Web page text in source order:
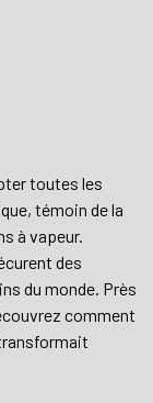
toutes les
témoin de la
à vapeur.
des
du monde. Près
comment